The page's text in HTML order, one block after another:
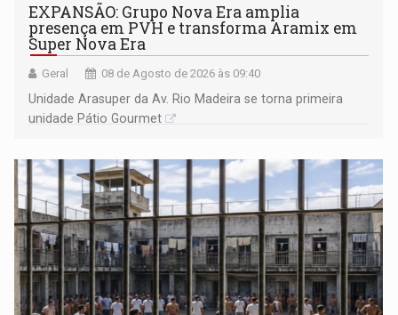
EXPANSÃO: Grupo Nova Era amplia
presença em PVH e transforma Aramix em
Super Nova Era
Geral 08 de Agosto de 2026 às 09:40
Unidade Arasuper da Av. Rio Madeira se torna primeira
unidade Pátio Gourmet